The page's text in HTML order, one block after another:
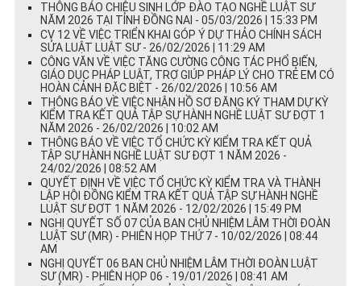
THÔNG BÁO CHIÊU SINH LỚP ĐÀO TẠO NGHỀ LUẬT SƯ
NĂM 2026 TẠI TỈNH ĐỒNG NAI - 05/03/2026 | 15:33 PM
CV 12 VỀ VIỆC TRIỂN KHAI GÓP Ý DỰ THẢO CHÍNH SÁCH
SỬA LUẬT LUẬT SƯ - 26/02/2026 | 11:29 AM
CÔNG VĂN VỀ VIỆC TĂNG CƯỜNG CÔNG TÁC PHỔ BIẾN,
GIÁO DỤC PHÁP LUẬT, TRỢ GIÚP PHÁP LÝ CHO TRẺ EM CÓ
HOÀN CẢNH ĐẶC BIỆT - 26/02/2026 | 10:56 AM
THÔNG BÁO VỀ VIỆC NHẬN HỒ SƠ ĐĂNG KÝ THAM DỰ KỲ
KIỂM TRA KẾT QUẢ TẬP SỰ HÀNH NGHỀ LUẬT SƯ ĐỢT 1
NĂM 2026 - 26/02/2026 | 10:02 AM
THÔNG BÁO VỀ VIỆC TỔ CHỨC KỲ KIỂM TRA KẾT QUẢ
TẬP SỰ HÀNH NGHỀ LUẬT SƯ ĐỢT 1 NĂM 2026 -
24/02/2026 | 08:52 AM
QUYẾT ĐỊNH VỀ VIỆC TỔ CHỨC KỲ KIỂM TRA VÀ THÀNH
LẬP HỘI ĐỒNG KIỂM TRA KẾT QUẢ TẬP SỰ HÀNH NGHỀ
LUẬT SƯ ĐỢT 1 NĂM 2026 - 12/02/2026 | 15:49 PM
NGHỊ QUYẾT SỐ 07 CỦA BAN CHỦ NHIỆM LÂM THỜI ĐOÀN
LUẬT SƯ (MR) - PHIÊN HỌP THỨ 7 - 10/02/2026 | 08:44
AM
NGHỊ QUYẾT 06 BAN CHỦ NHIỆM LÂM THỜI ĐOÀN LUẬT
SƯ (MR) - PHIÊN HỌP 06 - 19/01/2026 | 08:41 AM